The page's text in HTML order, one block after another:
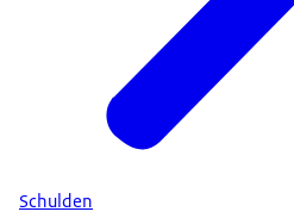
Schulden